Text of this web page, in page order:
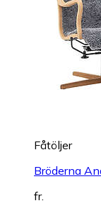
Fåtöljer
Bröderna
fr.